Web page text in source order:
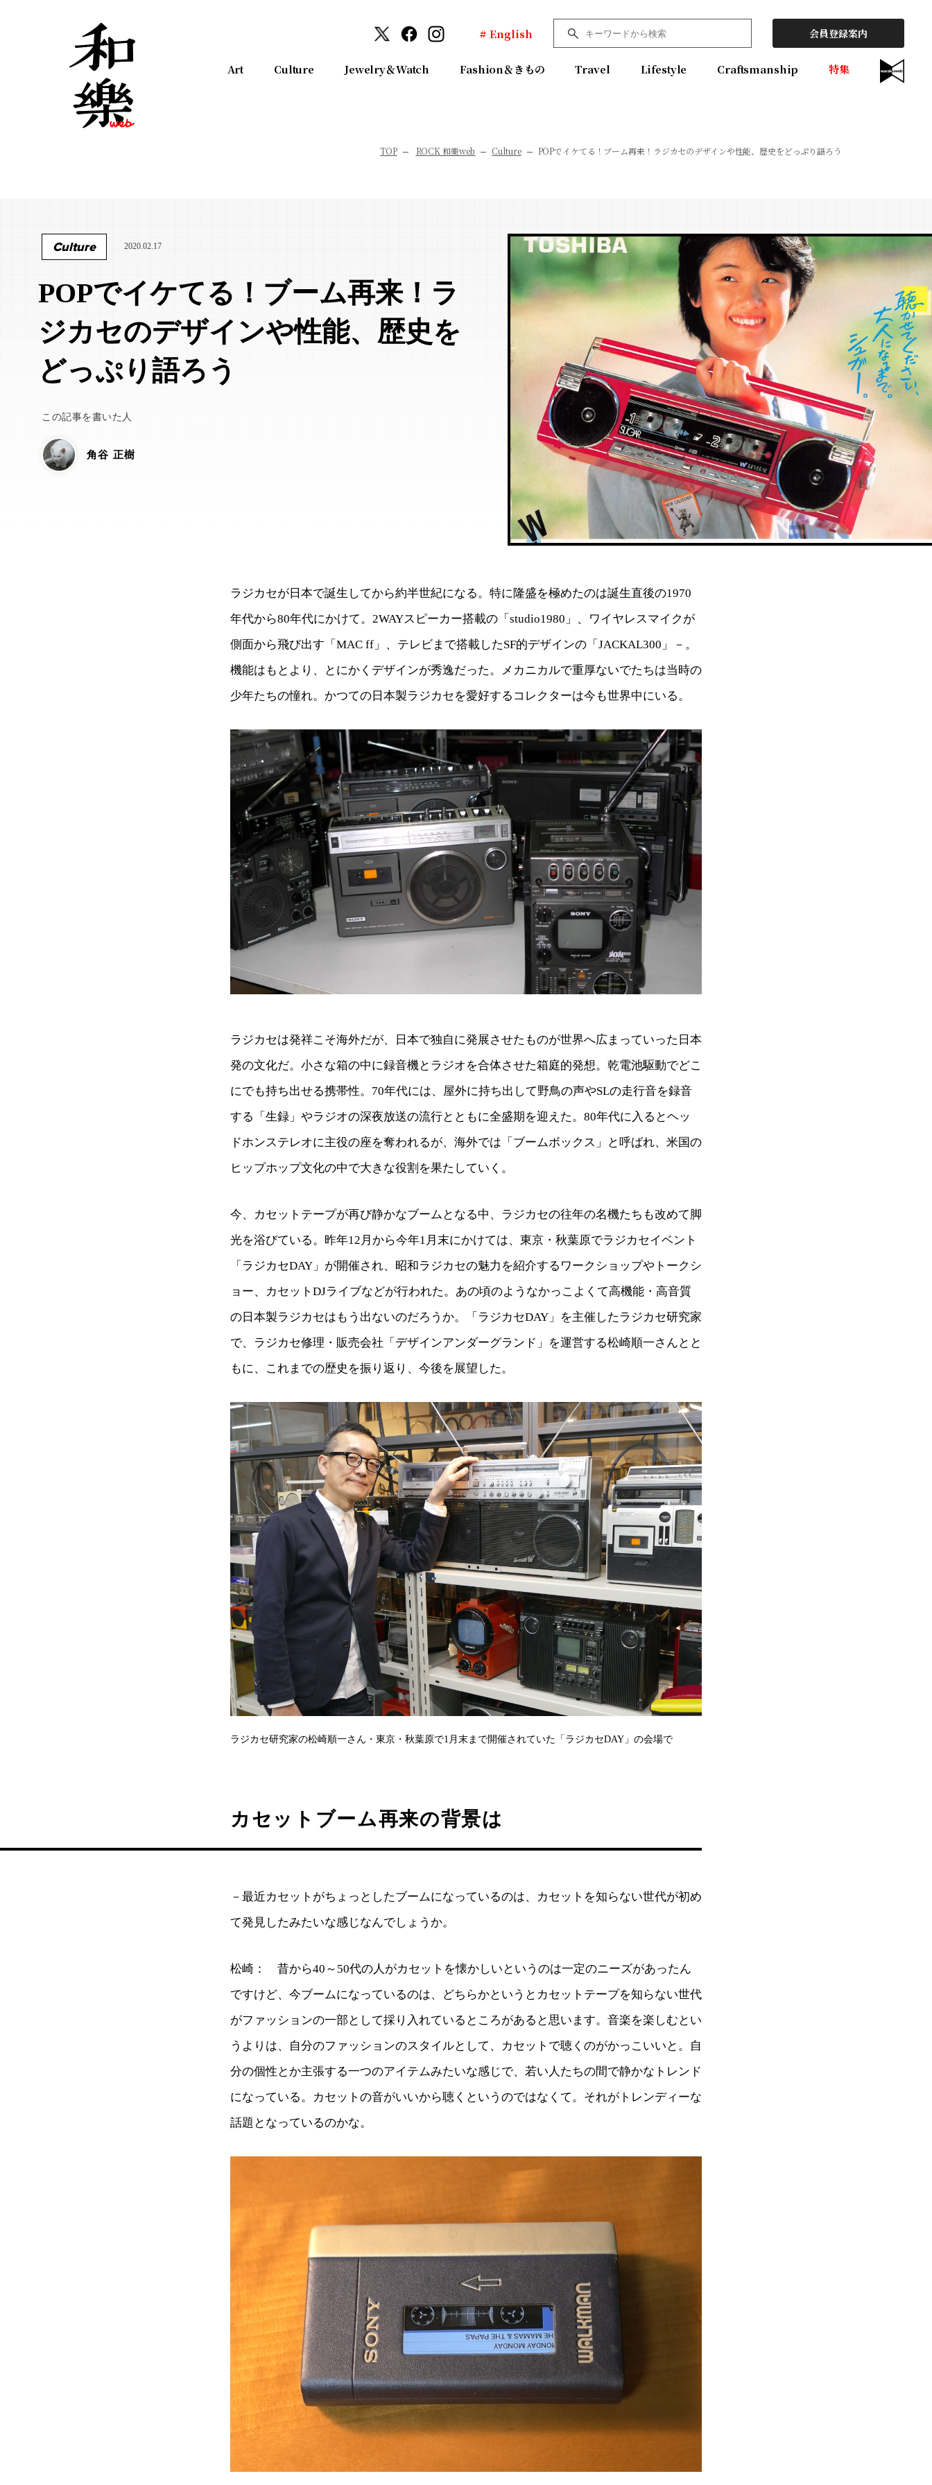
# English 会員登録案内
Art Culture Jewelry＆Watch Fashion＆きもの Travel Lifestyle Craftsmanship 特集
TOP ROCK 和樂web Culture POPでイケてる！ブーム再来！ラジカセのデザインや性能、歴史をどっぷり語ろう
Culture 2020.02.17
POPでイケてる！ブーム再来！ラ
ジカセのデザインや性能、歴史を
どっぷり語ろう
この記事を書いた人
角谷 正樹
ラジカセが日本で誕生してから約半世紀になる。特に隆盛を極めたのは誕生直後の1970
年代から80年代にかけて。2WAYスピーカー搭載の「studio1980」、ワイヤレスマイクが
側面から飛び出す「MAC ff」、テレビまで搭載したSF的デザインの「JACKAL300」－。
機能はもとより、とにかくデザインが秀逸だった。メカニカルで重厚ないでたちは当時の
少年たちの憧れ。かつての日本製ラジカセを愛好するコレクターは今も世界中にいる。
ラジカセは発祥こそ海外だが、日本で独自に発展させたものが世界へ広まっていった日本
発の文化だ。小さな箱の中に録音機とラジオを合体させた箱庭的発想。乾電池駆動でどこ
にでも持ち出せる携帯性。70年代には、屋外に持ち出して野鳥の声やSLの走行音を録音
する「生録」やラジオの深夜放送の流行とともに全盛期を迎えた。80年代に入るとヘッ
ドホンステレオに主役の座を奪われるが、海外では「ブームボックス」と呼ばれ、米国の
ヒップホップ文化の中で大きな役割を果たしていく。
今、カセットテープが再び静かなブームとなる中、ラジカセの往年の名機たちも改めて脚
光を浴びている。昨年12月から今年1月末にかけては、東京・秋葉原でラジカセイベント
「ラジカセDAY」が開催され、昭和ラジカセの魅力を紹介するワークショップやトークシ
ョー、カセットDJライブなどが行われた。あの頃のようなかっこよくて高機能・高音質
の日本製ラジカセはもう出ないのだろうか。「ラジカセDAY」を主催したラジカセ研究家
で、ラジカセ修理・販売会社「デザインアンダーグランド」を運営する松崎順一さんとと
もに、これまでの歴史を振り返り、今後を展望した。
ラジカセ研究家の松崎順一さん・東京・秋葉原で1月末まで開催されていた「ラジカセDAY」の会場で
カセットブーム再来の背景は
－最近カセットがちょっとしたブームになっているのは、カセットを知らない世代が初め
て発見したみたいな感じなんでしょうか。
松崎： 昔から40～50代の人がカセットを懐かしいというのは一定のニーズがあったん
ですけど、今ブームになっているのは、どちらかというとカセットテープを知らない世代
がファッションの一部として採り入れているところがあると思います。音楽を楽しむとい
うよりは、自分のファッションのスタイルとして、カセットで聴くのがかっこいいと。自
分の個性とか主張する一つのアイテムみたいな感じで、若い人たちの間で静かなトレンド
になっている。カセットの音がいいから聴くというのではなくて。それがトレンディーな
話題となっているのかな。